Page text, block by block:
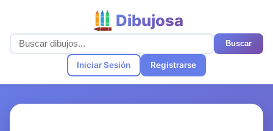
Dibujosa
Buscar
Iniciar Sesión Registrarse